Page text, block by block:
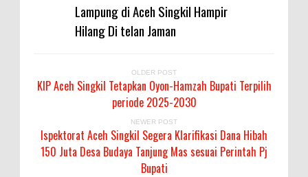
Lampung di Aceh Singkil Hampir
Hilang Di telan Jaman
OLDER POST
KIP Aceh Singkil Tetapkan Oyon-Hamzah Bupati Terpilih
periode 2025-2030
NEWER POST
Ispektorat Aceh Singkil Segera Klarifikasi Dana Hibah
150 Juta Desa Budaya Tanjung Mas sesuai Perintah Pj
Bupati